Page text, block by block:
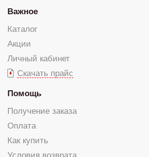
Важное
Каталог
Акции
Личный кабинет
Скачать прайс
Помощь
Получение заказа
Оплата
Как купить